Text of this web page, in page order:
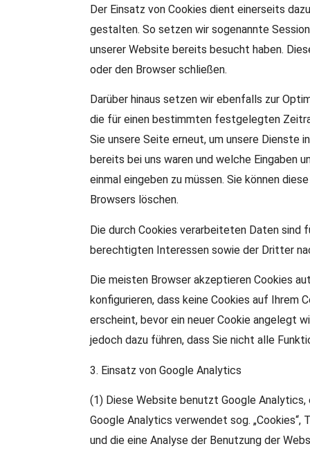
Der Einsatz von Cookies dient einerseits
gestalten. So setzen wir sogenannte
unserer Website bereits besucht haben.
oder den Browser schließen.
Darüber hinaus setzen wir ebenfalls zur
die für einen bestimmten festgelegten
Sie unsere Seite erneut, um unsere Dienste
bereits bei uns waren und welche Eingaben
einmal eingeben zu müssen. Sie können
Browsers löschen.
Die durch Cookies verarbeiteten Daten sind
berechtigten Interessen sowie der Dritter
Die meisten Browser akzeptieren Cookies
konfigurieren, dass keine Cookies auf
erscheint, bevor ein neuer Cookie angelegt
jedoch dazu führen, dass Sie nicht alle
3. Einsatz von Google Analytics
(1) Diese Website benutzt Google Analytics,
Google Analytics verwendet sog.
und die eine Analyse der Benutzung der